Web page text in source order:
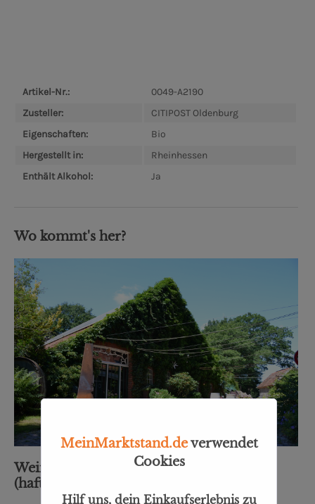
Artikel-Nr.:
0049-A2190
Zusteller:
CITIPOST Oldenburg
Eigenschaften:
Bio
Hergestellt in:
Rheinhessen
Enthält Alkohol:
Ja
Wo kommt's her?
Weindiele® M.K. Weinhandel UG
(haftungsbeschränkt)
MeinMarktstand.deverwendet
Cookies
Hilf uns, dein Einkaufserlebnis zu